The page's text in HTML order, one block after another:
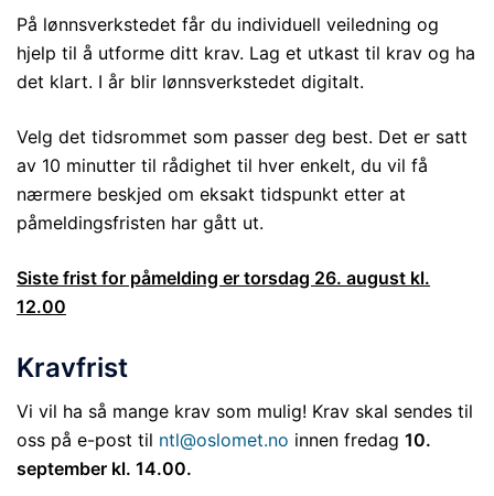
På lønnsverkstedet får du individuell veiledning og
hjelp til å utforme ditt krav. Lag et utkast til krav og ha
det klart. I år blir lønnsverkstedet digitalt.
Velg det tidsrommet som passer deg best. Det er satt
av 10 minutter til rådighet til hver enkelt, du vil få
nærmere beskjed om eksakt tidspunkt etter at
påmeldingsfristen har gått ut.
Siste frist for påmelding er torsdag 26. august kl.
12.00
Kravfrist
Vi vil ha så mange krav som mulig! Krav skal sendes til
oss på e-post til ntl@oslomet.no innen fredag 10.
september kl. 14.00.